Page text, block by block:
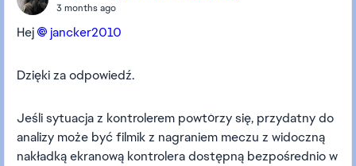
3 months ago
Hej jancker2010​
Dzięki za odpowiedź.
Jeśli sytuacja z kontrolerem powtórzy się, przydatny do
analizy może być filmik z nagraniem meczu z widoczną
nakładką ekranową kontrolera dostępną bezpośrednio w